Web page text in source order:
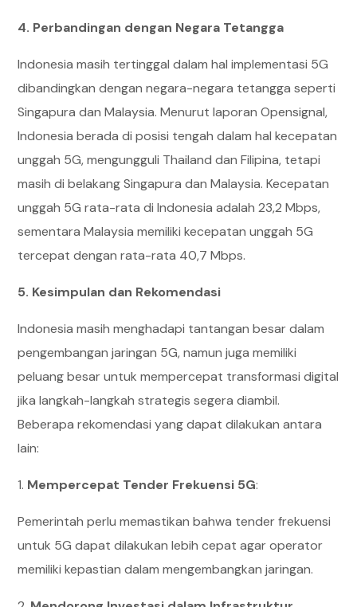
4. Perbandingan dengan Negara Tetangga
Indonesia masih tertinggal dalam hal implementasi 5G
dibandingkan dengan negara-negara tetangga seperti
Singapura dan Malaysia. Menurut laporan Opensignal,
Indonesia berada di posisi tengah dalam hal kecepatan
unggah 5G, mengungguli Thailand dan Filipina, tetapi
masih di belakang Singapura dan Malaysia. Kecepatan
unggah 5G rata-rata di Indonesia adalah 23,2 Mbps,
sementara Malaysia memiliki kecepatan unggah 5G
tercepat dengan rata-rata 40,7 Mbps.​
5. Kesimpulan dan Rekomendasi
Indonesia masih menghadapi tantangan besar dalam
pengembangan jaringan 5G, namun juga memiliki
peluang besar untuk mempercepat transformasi digital
jika langkah-langkah strategis segera diambil.
Beberapa rekomendasi yang dapat dilakukan antara
lain:​
1. Mempercepat Tender Frekuensi 5G:
Pemerintah perlu memastikan bahwa tender frekuensi
untuk 5G dapat dilakukan lebih cepat agar operator
memiliki kepastian dalam mengembangkan jaringan.